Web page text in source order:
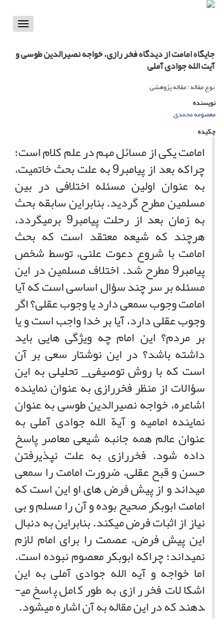
Toggle
جایگاه امامت از دیدگاه فخر رازی، خواجه نصیرالدین طوسی و
آیت الله جوادی آملی
نوع مقاله : مقاله پژوهشی
نویسنده
معصومه محمدی
چکیده
امامت یکی از مسائل مهم در علم کلام است؛
چراکه بعد از پیامبر9به علت بحث خاتمیت،
به عنوان اولین مسئله اختلافی در بین
مسلمین مطرح گردید. بنابراین سابقه بحث
به زمان بعد از رحلت پیامبر9 برمی­گردد،
هرچند که شیعه معتقد است که بحث
امامت با شروع دعوت علنی، توسط شخص
پیامبر9مطرح شد. اختلاف مسلمین در این
مسئله بر سر چند سؤال اساسی است که آیا
امامت وجوب سمعی دارد یا وجوب عقلی؟ اگر
وجوب عقلی دارد، آیا بر خدا واجب است و یا
بر مردم؟ این امام چه ویژگی هایی باید
داشته باشد؟ در این نوشتار سعی بر آن
است که با روش توصیفی_ تحلیلی به این
سؤالات از منظر فخررازی به عنوان نماینده
اشاعره، خواجه نصیرالدین طوسی به عنوان
نماینده امامیه و آیة الله جوادی آملی به
عنوان عالم همه جانبه شیعی معاصر پاسخ
داده شود. فخررازی به علت نپذیرفتن
حسن و قبح عقلی، ضرورت امامت را سمعی
می­داند و از پیش فرض های او این است که
امامت ابوبکر صحیح بوده و آن را مسلم و بی
نیاز از اثبات فرض می­کند. بنابراین به دنبال
این پیش فرض، عصمت را برای امام لازم
نمی­داند؛ چراکه ابوبکر معصوم نبوده است.
اما خواجه و آیه الله جوادی آملی به این
اشکالات فخر رازی به طور کامل پاسخ می­
دهند که در این مقاله به آن اشاره می­شود.